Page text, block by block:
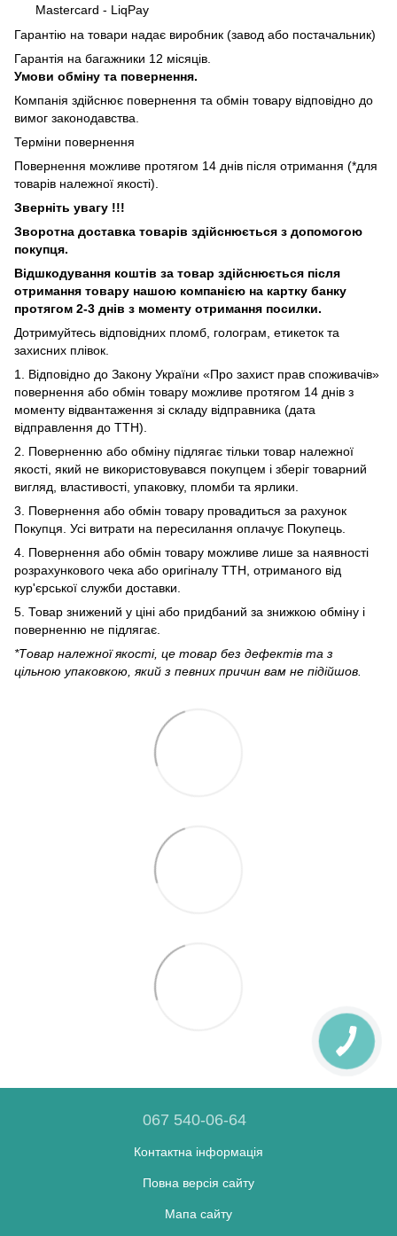
Mastercard - LiqPay
Гарантію на товари надає виробник (завод або постачальник)
Гарантія на багажники 12 місяців.
Умови обміну та повернення.
Компанія здійснює повернення та обмін товару відповідно до
вимог законодавства.
Терміни повернення
Повернення можливе протягом 14 днів після отримання (*для
товарів належної якості).
Зверніть увагу !!!
Зворотна доставка товарів здійснюється з допомогою
покупця.
Відшкодування коштів за товар здійснюється після
отримання товару нашою компанією на картку банку
протягом 2-3 днів з моменту отримання посилки.
Дотримуйтесь відповідних пломб, голограм, етикеток та
захисних плівок.
1. Відповідно до Закону України «Про захист прав споживачів»
повернення або обмін товару можливе протягом 14 днів з
моменту відвантаження зі складу відправника (дата
відправлення до ТТН).
2. Поверненню або обміну підлягає тільки товар належної
якості, який не використовувався покупцем і зберіг товарний
вигляд, властивості, упаковку, пломби та ярлики.
3. Повернення або обмін товару провадиться за рахунок
Покупця. Усі витрати на пересилання оплачує Покупець.
4. Повернення або обмін товару можливе лише за наявності
розрахункового чека або оригіналу ТТН, отриманого від
кур'єрської служби доставки.
5. Товар знижений у ціні або придбаний за знижкою обміну і
поверненню не підлягає.
*Товар належної якості, це товар без дефектів та з
цільною упаковкою, який з певних причин вам не підійшов.
067 540-06-64
Контактна інформація
Повна версія сайту
Мапа сайту